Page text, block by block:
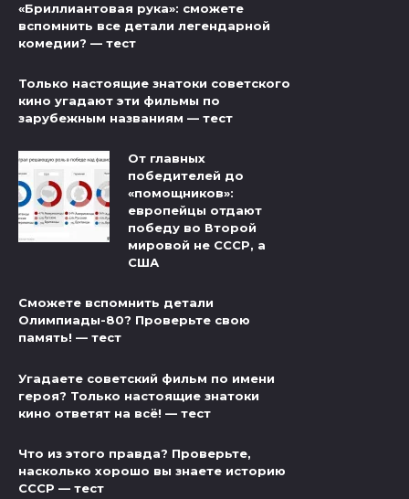
«Бриллиантовая рука»: сможете
вспомнить все детали легендарной
комедии? — тест
Только настоящие знатоки советского
кино угадают эти фильмы по
зарубежным названиям — тест
От главных
победителей до
«помощников»:
европейцы отдают
победу во Второй
мировой не СССР, а
США
Сможете вспомнить детали
Олимпиады-80? Проверьте свою
память! — тест
Угадаете советский фильм по имени
героя? Только настоящие знатоки
кино ответят на всё! — тест
Что из этого правда? Проверьте,
насколько хорошо вы знаете историю
СССР — тест